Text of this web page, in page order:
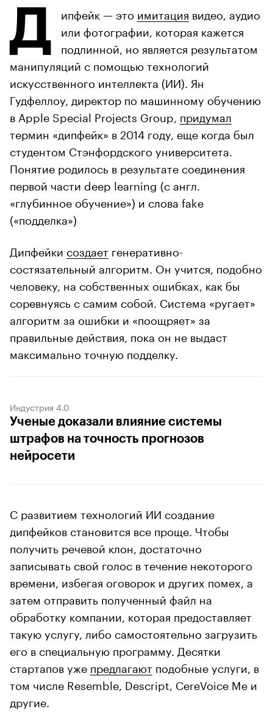
Д ипфейк — это имитация видео, аудио
или фотографии, которая кажется
подлинной, но является результатом
манипуляций с помощью технологий
искусственного интеллекта (ИИ). Ян
Гудфеллоу, директор по машинному обучению
в Apple Special Projects Group, придумал
термин «дипфейк» в 2014 году, еще когда был
студентом Стэнфордского университета.
Понятие родилось в результате соединения
первой части deep learning (с англ.
«глубинное обучение») и слова fake
(«подделка»)
Дипфейки создает генеративно-
состязательный алгоритм. Он учится, подобно
человеку, на собственных ошибках, как бы
соревнуясь с самим собой. Система «ругает»
алгоритм за ошибки и «поощряет» за
правильные действия, пока он не выдаст
максимально точную подделку.
Индустрия 4.0
Ученые доказали влияние системы
штрафов на точность прогнозов
нейросети
С развитием технологий ИИ создание
дипфейков становится все проще. Чтобы
получить речевой клон, достаточно
записывать свой голос в течение некоторого
времени, избегая оговорок и других помех, а
затем отправить полученный файл на
обработку компании, которая предоставляет
такую услугу, либо самостоятельно загрузить
его в специальную программу. Десятки
стартапов уже предлагают подобные услуги, в
том числе Resemble, Descript, CereVoice Me и
другие.